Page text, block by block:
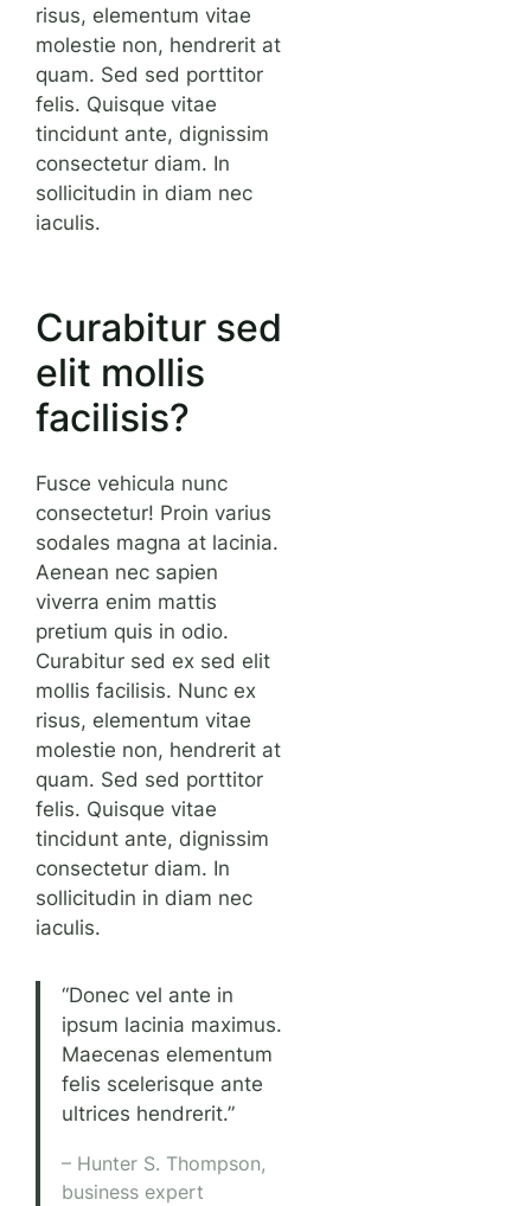
risus, elementum vitae
molestie non, hendrerit at
quam. Sed sed porttitor
felis. Quisque vitae
tincidunt ante, dignissim
consectetur diam. In
sollicitudin in diam nec
iaculis.
Curabitur sed
elit mollis
facilisis?
Fusce vehicula nunc
consectetur! Proin varius
sodales magna at lacinia.
Aenean nec sapien
viverra enim mattis
pretium quis in odio.
Curabitur sed ex sed elit
mollis facilisis. Nunc ex
risus, elementum vitae
molestie non, hendrerit at
quam. Sed sed porttitor
felis. Quisque vitae
tincidunt ante, dignissim
consectetur diam. In
sollicitudin in diam nec
iaculis.
“Donec vel ante in
ipsum lacinia maximus.
Maecenas elementum
felis scelerisque ante
ultrices hendrerit.”
– Hunter S. Thompson,
business expert